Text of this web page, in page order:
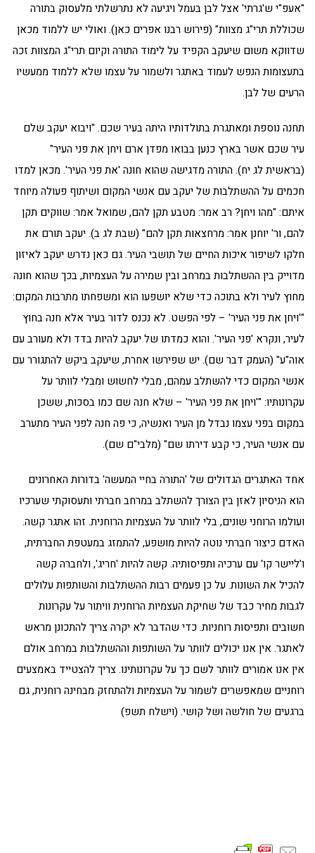
"אעפ"י ש'גרתי' אצל לבן בעמל ויגיעה לא נתרשלתי מלעסוק בתורה
שכוללת תרי"ג מצוות" (פירוש רבנו אפרים כאן). ואולי יש ללמוד מכאן
שדווקא משום שיעקב הקפיד על לימוד התורה וקיום תרי"ג המצוות זכה
בתעצומות הנפש לעמוד באתגר ולשמור על עצמו שלא ללמוד ממעשיו
הרעים של לבן.
תחנה נוספת ומאתגרת בתולדותיו היתה בעיר שכם. "ויבוא יעקב שלם
עיר שכם אשר בארץ כנען בבואו מפדן ארם ויחן את פני העיר"
(בראשית לג יח). התורה מדגישה שהוא חונה 'את פני העיר'. מכאן למדו
חכמים על ההשתלבות של יעקב עם אנשי המקום ושיתוף פעולה מיוחד
איתם: "מהו ויחן? רב אמר: מטבע תקן להם, שמואל אמר: שווקים תקן
להם, ור' יוחנן אמר: מרחצאות תקן להם" (שבת לג ב). יעקב תורם את
חלקו לשיפור איכות החיים של תושבי העיר. גם כאן נדרש יעקב לאיזון
מדוייק בין ההשתלבות במרחב ובין שמירה על העצמיות, בכך שהוא חונה
מחוץ לעיר ולא בתוכה כדי שלא יושפעו הוא ומשפחתו מתרבות המקום:
"'ויחן את פני העיר' – לפי הפשט. לא נכנס לדור בעיר אלא חנה בחוץ
לעיר, ונקרא 'פני העיר'. והוא כמדתו של יעקב להיות בדד ולא מעורב עם
אוה"ע" (העמק דבר שם). יש שפירשו אחרת, שיעקב ביקש להתגורר עם
אנשי המקום כדי להשתלב עמהם, מבלי לחשוש ומבלי לוותר על
עקרונותיו: "'ויחן את פני העיר' – שלא חנה שם כמו בסכות, ששכן
במקום בפני עצמו נבדל מן העיר ואנשיה, כי פה חנה לפני העיר מתערב
עם אנשי העיר, כי קבע דירתו שם" (מלבי"ם שם).
אחד האתגרים הגדולים של 'התורה בחיי המעשה' בדורות האחרונים
הוא הניסיון לאזן בין הצורך להשתלב במרחב חברתי ותעסוקתי שערכיו
ועולמו הרוחני שונים, בלי לוותר על העצמיות הרוחנית. זהו אתגר קשה.
האדם כיצור חברתי נוטה להיות מושפע, להתמזג במעטפת החברתית,
ו'ליישר קו' עם ערכיה ותפיסותיה. קשה להיות 'חריג', ולחברה קשה
להכיל את השונות. על כן פעמים רבות ההשתלבות והשותפות עלולים
לגבות מחיר כבד של שחיקת העצמיות הרוחנית וויתור על עקרונות
חשובים ותפיסות רוחניות. כדי שהדבר לא יקרה צריך להתכונן מראש
לאתגר. אין אנו יכולים לוותר על השותפות וההשתלבות במרחב אולם
אין אנו אמורים לוותר לשם כך על עקרונותינו. צריך להצטייד באמצעים
רוחניים שמאפשרים לשמור על העצמיות ולהתחזק מבחינה רוחנית, גם
ברגעים של חולשה ושל קושי. (וישלח תשפ)